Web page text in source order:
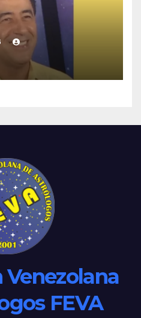
Venezolana
FEVA